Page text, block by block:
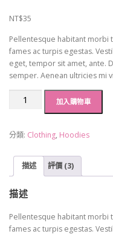
顧客進行評
NT$35
Pellentesque habitant morbi
fames ac turpis egestas.
eget, tempor sit amet, ante.
semper. Aenean ultricies mi
加入購物車
分類: Clothing, Hoodies
描述 評價 (3)
描述
Pellentesque habitant morbi
fames ac turpis egestas.